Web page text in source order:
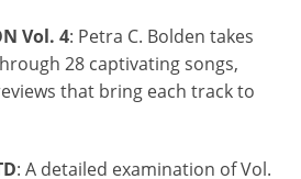
Vol. 4: Petra C. Bolden takes
28 captivating songs,
that bring each track to
: A detailed examination of Vol.